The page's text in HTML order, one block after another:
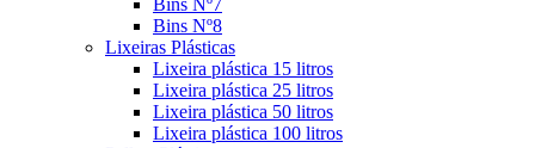
Bins Nº7
Bins Nº8
Lixeiras Plásticas
Lixeira plástica 15 litros
Lixeira plástica 25 litros
Lixeira plástica 50 litros
Lixeira plástica 100 litros